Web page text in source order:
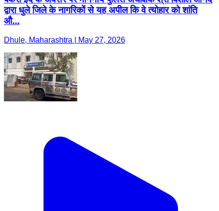
द्वारा धुले जिले के नागरिकों से यह अपील कि वे त्योहार को शांति
औ...
Dhule, Maharashtra | May 27, 2026